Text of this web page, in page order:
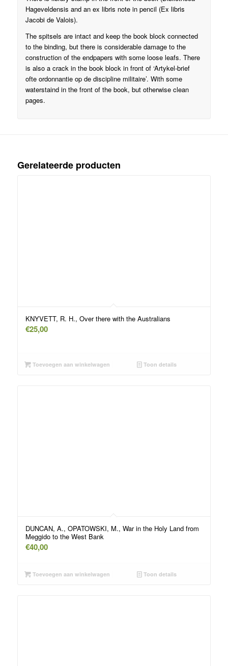
Hageveldensis and an ex libris note in pencil (Ex libris
Jacobi de Valois).
The spitsels are intact and keep the book block connected
to the binding, but there is considerable damage to the
construction of the endpapers with some loose leafs. There
is also a crack in the book block in front of ‘Artykel-brief
ofte ordonnantie op de discipline militaire’. With some
waterstaind in the front of the book, but otherwise clean
pages.
Gerelateerde producten
KNYVETT, R. H., Over there with the Australians
€25,00
Toevoegen aan winkelwagen Toon details
DUNCAN, A., OPATOWSKI, M., War in the Holy Land from
Meggido to the West Bank
€40,00
Toevoegen aan winkelwagen Toon details